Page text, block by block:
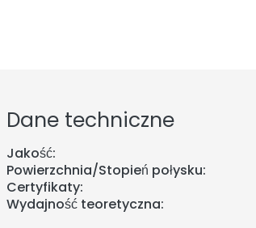
Dane techniczne
Jakość:
Powierzchnia/Stopień połysku:
Certyfikaty:
Wydajność teoretyczna: